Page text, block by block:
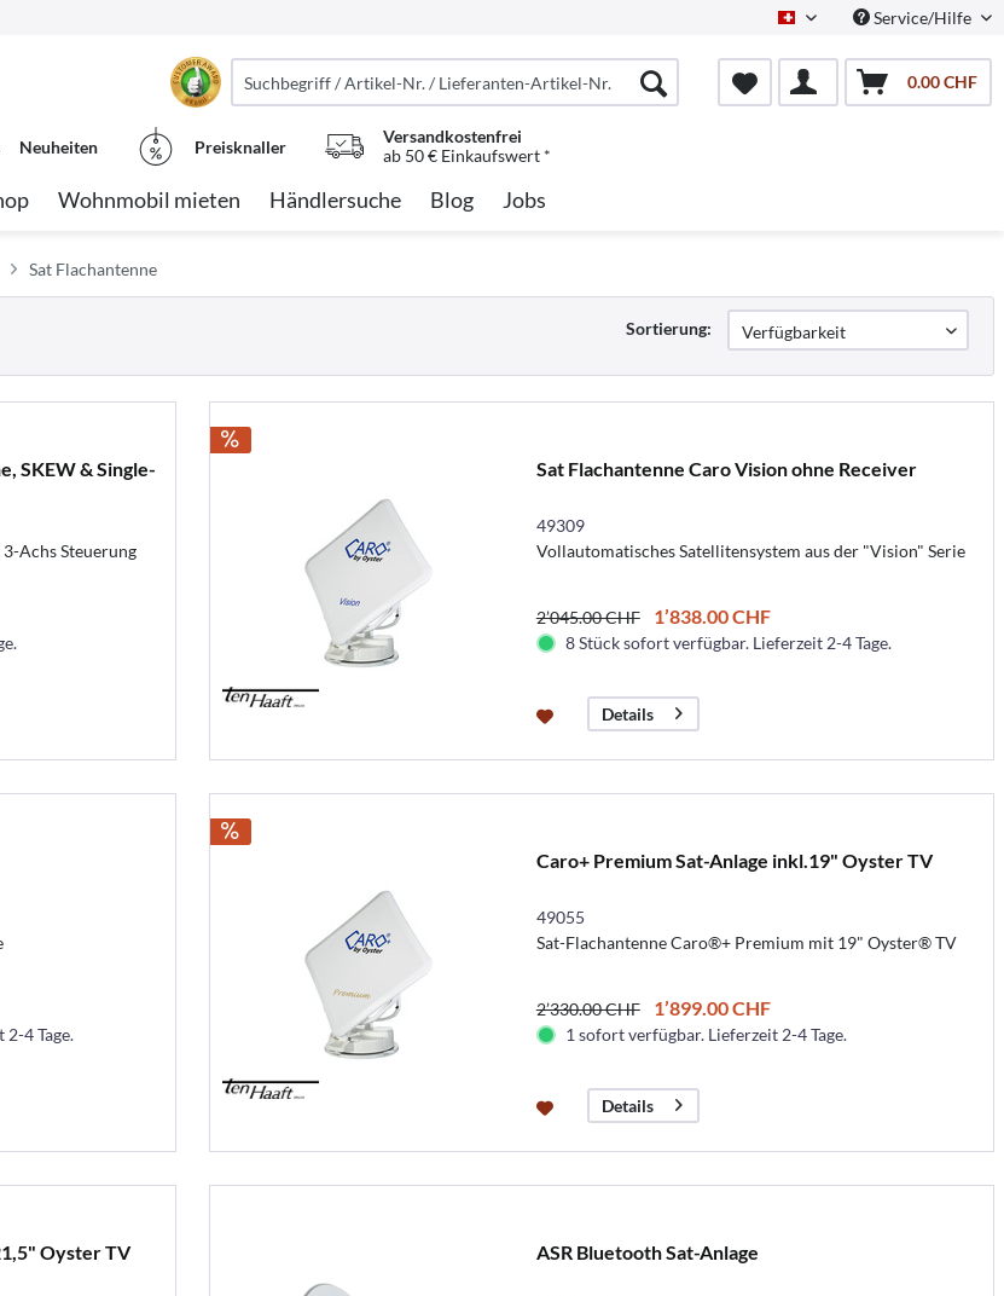
Schweiz/DeutschService/Hilfe
0.00 CHF
Neuheiten Preisknaller
Versandkostenfrei
ab 50 € Einkaufswert *
Wohnmobil mieten Händlersuche Blog Jobs
Sat Flachantenne
Sortierung:
SKEW & Single-
Achs Steuerung
Sat Flachantenne Caro Vision ohne Receiver
49309
Vollautomatisches Satellitensystem aus der "Vision" Serie
2’045.00 CHF 1’838.00 CHF
8 Stück sofort verfügbar. Lieferzeit 2-4 Tage.
Details
4 Tage.
Caro+ Premium Sat-Anlage inkl.19" Oyster TV
49055
Sat-Flachantenne Caro®+ Premium mit 19" Oyster® TV
2’330.00 CHF 1’899.00 CHF
1 sofort verfügbar. Lieferzeit 2-4 Tage.
Details
Oyster TV ASR Bluetooth Sat-Anlage